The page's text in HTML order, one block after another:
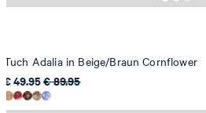
Tuch Adalia in Beige/Braun Cornflower
€ 49.95€ 89.95